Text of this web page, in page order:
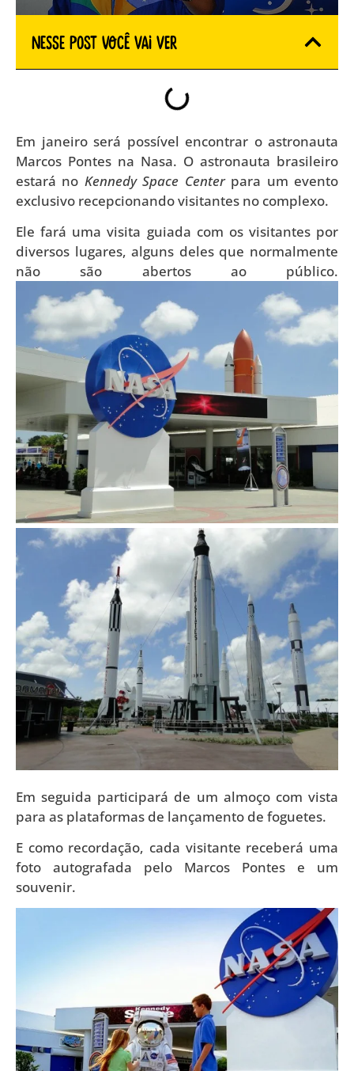
Nesse Post você vai ver
Em janeiro será possível encontrar o astronauta
Marcos Pontes na Nasa. O astronauta brasileiro
estará no Kennedy Space Centerpara um evento
exclusivo recepcionando visitantes no complexo.
Ele fará uma visita guiada com os visitantes por
diversos lugares, alguns deles que normalmente
não são abertos ao público.
Em seguida participará de um almoço com vista
para as plataformas de lançamento de foguetes.
E como recordação, cada visitante receberá uma
foto autografada pelo Marcos Pontes e um
souvenir.